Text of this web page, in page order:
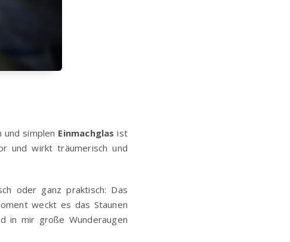
und simplen Einmachglas ist
und wirkt träumerisch und
oder ganz praktisch: Das
weckt es das Staunen
in mir große Wunderaugen